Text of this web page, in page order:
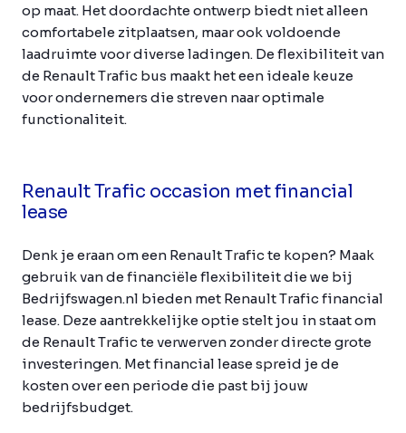
op maat. Het doordachte ontwerp biedt niet alleen
comfortabele zitplaatsen, maar ook voldoende
laadruimte voor diverse ladingen. De flexibiliteit van
de Renault Trafic bus maakt het een ideale keuze
voor ondernemers die streven naar optimale
functionaliteit.
Renault Trafic occasion met financial
lease
Denk je eraan om een Renault Trafic te kopen? Maak
gebruik van de financiële flexibiliteit die we bij
Bedrijfswagen.nl bieden met Renault Trafic financial
lease. Deze aantrekkelijke optie stelt jou in staat om
de Renault Trafic te verwerven zonder directe grote
investeringen. Met financial lease spreid je de
kosten over een periode die past bij jouw
bedrijfsbudget.